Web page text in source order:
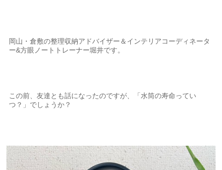
岡山・倉敷の整理収納アドバイザー＆インテリアコーディネータ
ー&方眼ノートトレーナー堀井です。
この前、友達とも話になったのですが、「水筒の寿命ってい
つ？」でしょうか？